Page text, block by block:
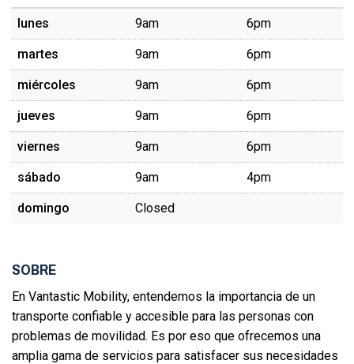
lunes 9am 6pm
martes 9am 6pm
miércoles 9am 6pm
jueves 9am 6pm
viernes 9am 6pm
sábado 9am 4pm
domingo Closed
SOBRE
En Vantastic Mobility, entendemos la importancia de un
transporte confiable y accesible para las personas con
problemas de movilidad. Es por eso que ofrecemos una
amplia gama de servicios para satisfacer sus necesidades